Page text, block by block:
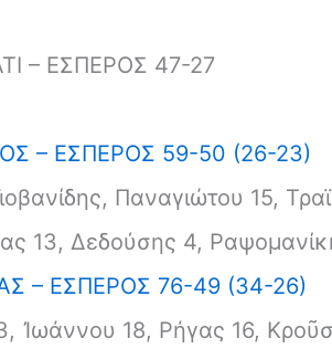
– ΕΣΠΕΡΟΣ 47-27
– ΕΣΠΕΡΟΣ 59-50 (26-23)
Παναγιώτου 15,
13, Δεδούσης 4,
– ΕΣΠΕΡΟΣ 76-49 (34-26)
18, Ρήγας 16,